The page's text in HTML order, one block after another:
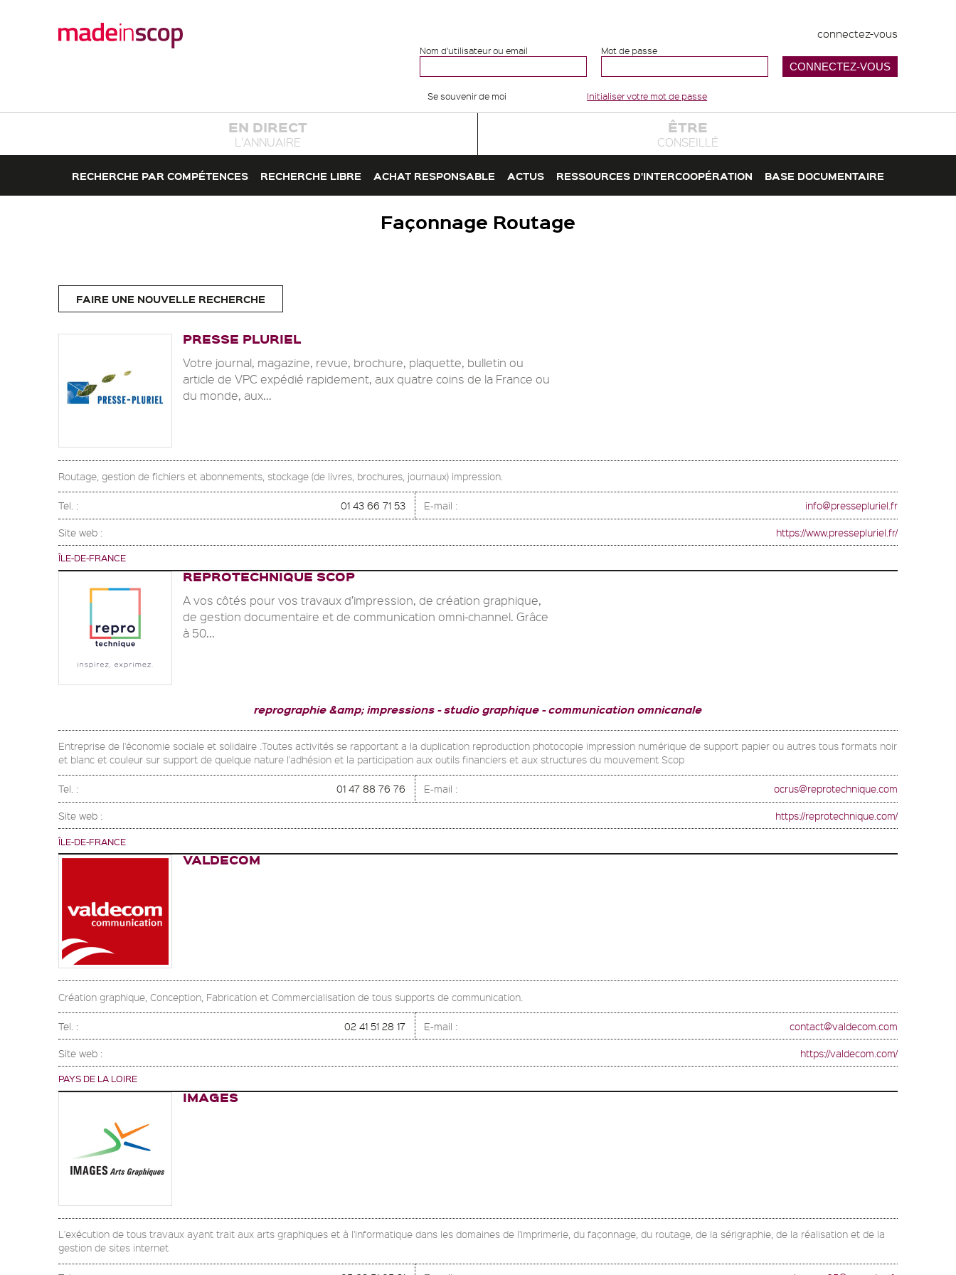
connectez-vous
Nom d'utilisateur ou email Mot de passe
Se souvenir de moi Initialiser votre mot de passe
EN DIRECT
L'ANNUAIRE
ÊTRE
CONSEILLÉ
RECHERCHE PAR COMPÉTENCES RECHERCHE LIBRE ACHAT RESPONSABLE ACTUS RESSOURCES D'INTERCOOPÉRATION BASE DOCUMENTAIRE
Façonnage Routage
FAIRE UNE NOUVELLE RECHERCHE
PRESSE PLURIEL
Votre journal, magazine, revue, brochure, plaquette, bulletin ou
article de VPC expédié rapidement, aux quatre coins de la France ou
du monde, aux...
Routage, gestion de fichiers et abonnements, stockage (de livres, brochures, journaux) impression.
Tel. : 01 43 66 71 53 E-mail : info@pressepluriel.fr
Site web : https://www.pressepluriel.fr/
ÎLE-DE-FRANCE
REPROTECHNIQUE SCOP
A vos côtés pour vos travaux d’impression, de création graphique,
de gestion documentaire et de communication omni-channel. Grâce
à 50...
reprographie &amp; impressions studio graphique communication omnicanale
Entreprise de l'économie sociale et solidaire .Toutes activités se rapportant a la duplication reproduction photocopie impression numérique de support papier ou autres tous formats noir
et blanc et couleur sur support de quelque nature l'adhésion et la participation aux outils financiers et aux structures du mouvement Scop
Tel. : 01 47 88 76 76 E-mail : ocrus@reprotechnique.com
Site web : https://reprotechnique.com/
ÎLE-DE-FRANCE
VALDECOM
Création graphique, Conception, Fabrication et Commercialisation de tous supports de communication.
Tel. : 02 41 51 28 17 E-mail : contact@valdecom.com
Site web : https://valdecom.com/
PAYS DE LA LOIRE
IMAGES
L'exécution de tous travaux ayant trait aux arts graphiques et à l'informatique dans les domaines de l'imprimerie, du façonnage, du routage, de la sérigraphie, de la réalisation et de la
gestion de sites internet